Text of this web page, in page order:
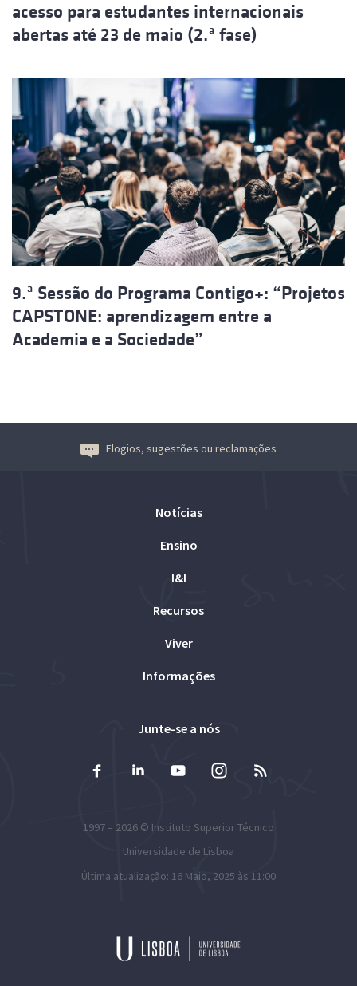
acesso para estudantes internacionais
abertas até 23 de maio (2.ª fase)
9.ª Sessão do Programa Contigo+: “Projetos
CAPSTONE: aprendizagem entre a
Academia e a Sociedade”
Elogios, sugestões ou reclamações
Notícias
Ensino
I&I
Recursos
Viver
Informações
Junte-se a nós
1997 – 2026 © Instituto Superior Técnico
Universidade de Lisboa
Última atualização: 16 Maio, 2025 às 11:00